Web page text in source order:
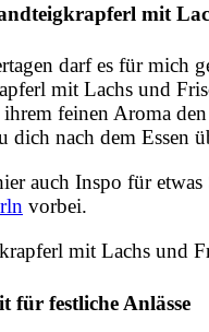
mit
darf es für mich
mit Lachs und
feinen Aroma
dich nach dem Essen
auch Inspo für
vorbei.
für festliche Anlässe